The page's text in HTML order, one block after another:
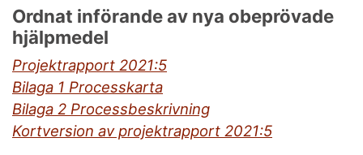
Ordnat införande av nya obeprövade
hjälpmedel
Projektrapport 2021:5
Bilaga 1 Processkarta
Bilaga 2 Processbeskrivning
Kortversion av projektrapport 2021:5